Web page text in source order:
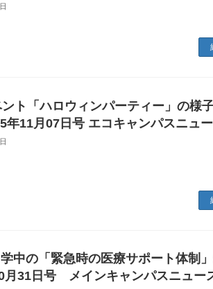
ト「ハロウィンパーティー」の様
年11月07日号 エコキャンパスニュ
中の「緊急時の医療サポート体制
月31日号 メインキャンパスニュー